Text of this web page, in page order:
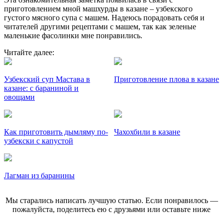
приготовлением мной машхурды в казане – узбекского
густого мясного супа с машем. Надеюсь порадовать себя и
читателей другими рецептами с машем, так как зеленые
маленькие фасолинки мне понравились.
Читайте далее:
Узбекский суп Мастава в
казане: с бараниной и
овощами
Приготовление плова в казане
Как приготовить дымляму по-
узбекски с капустой
Чахохбили в казане
Лагман из баранины
Мы старались написать лучшую статью. Если понравилось —
пожалуйста, поделитесь ею с друзьями или оставьте ниже